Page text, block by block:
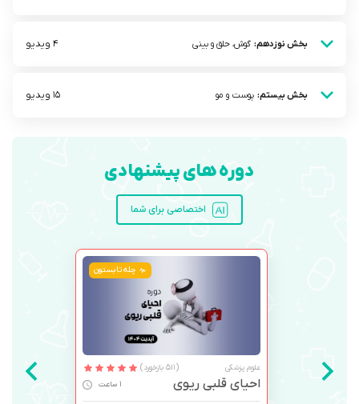
بخش نوزدهم: گوش، حلق و بینی 4 ویدیو
بخش بیستم: پوست و مو 15 ویدیو
دوره های پیشنهادی
اختصاصی برای شما
چله تابستون
علوم پزشکی (511 بازخورد)
احیای قلبی ریوی 1 ساعت